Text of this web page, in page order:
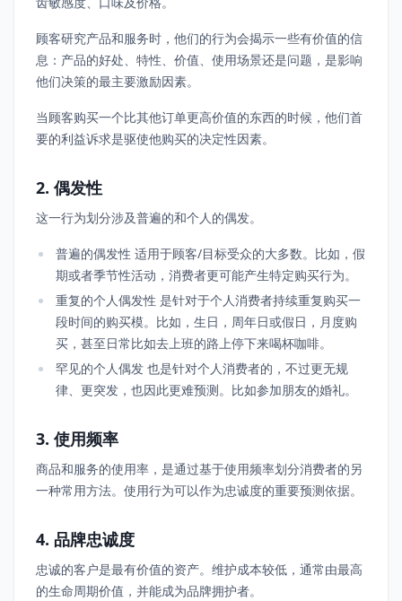
顾客研究产品和服务时，他们的行为会揭示一些有价值的信
息：产品的好处、特性、价值、使用场景还是问题，是影响
他们决策的最主要激励因素。
当顾客购买一个比其他订单更高价值的东西的时候，他们首
要的利益诉求是驱使他购买的决定性因素。
2. 偶发性
这一行为划分涉及普遍的和个人的偶发。
普遍的偶发性 适用于顾客/目标受众的大多数。比如，假
期或者季节性活动，消费者更可能产生特定购买行为。
重复的个人偶发性 是针对于个人消费者持续重复购买一
段时间的购买模。比如，生日，周年日或假日，月度购
买，甚至日常比如去上班的路上停下来喝杯咖啡。
罕见的个人偶发 也是针对个人消费者的，不过更无规
律、更突发，也因此更难预测。比如参加朋友的婚礼。
3. 使用频率
商品和服务的使用率，是通过基于使用频率划分消费者的另
一种常用方法。使用行为可以作为忠诚度的重要预测依据。
4. 品牌忠诚度
忠诚的客户是最有价值的资产。维护成本较低，通常由最高
的生命周期价值，并能成为品牌拥护者。